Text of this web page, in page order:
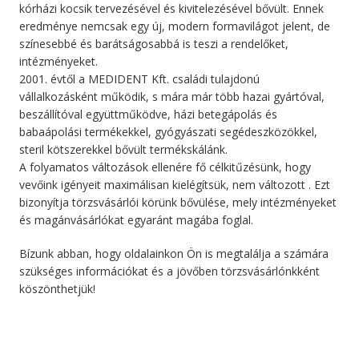
kórházi kocsik tervezésével és kivitelezésével bővült. Ennek
eredménye nemcsak egy új, modern formavilágot jelent, de
színesebbé és barátságosabbá is teszi a rendelőket,
intézményeket.
2001. évtől a MEDIDENT Kft. családi tulajdonú
vállalkozásként működik, s mára már több hazai gyártóval,
beszállítóval együttműködve, házi betegápolás és
babaápolási termékekkel, gyógyászati segédeszközökkel,
steril kötszerekkel bővült termékskálánk.
A folyamatos változások ellenére fő célkitűzésünk, hogy
vevőink igényeit maximálisan kielégítsük, nem változott . Ezt
bizonyítja törzsvásárlói körünk bővülése, mely intézményeket
és magánvásárlókat egyaránt magába foglal.
Bízunk abban, hogy oldalainkon Ön is megtalálja a számára
szükséges információkat és a jövőben törzsvásárlónkként
köszönthetjük!